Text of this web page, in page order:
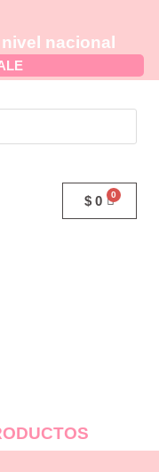
nacional
$ 0